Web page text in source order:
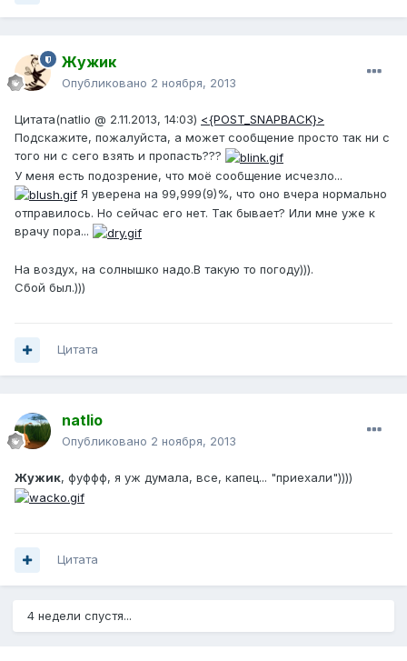
Жужик
Опубликовано 2 ноября, 2013
Цитата(natlio @ 2.11.2013, 14:03) <{POST_SNAPBACK}>
Подскажите, пожалуйста, а может сообщение просто так ни с
того ни с сего взять и пропасть???
У меня есть подозрение, что моё сообщение исчезло...
Я уверена на 99,999(9)%, что оно вчера нормально
отправилось. Но сейчас его нет. Так бывает? Или мне уже к
врачу пора...
На воздух, на солнышко надо.В такую то погоду))).
Сбой был.)))
Цитата
natlio
Опубликовано 2 ноября, 2013
Жужик, фуффф, я уж думала, все, капец... "приехали"))))
Цитата
4 недели спустя...